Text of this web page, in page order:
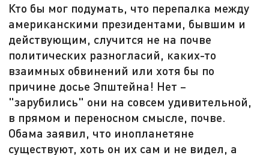
Кто бы мог подумать, что перепалка между
американскими президентами, бывшим и
действующим, случится не на почве
политических разногласий, каких-то
взаимных обвинений или хотя бы по
причине досье Эпштейна! Нет –
"зарубились" они на совсем удивительной,
в прямом и переносном смысле, почве.
Обама заявил, что инопланетяне
существуют, хоть он их сам и не видел, а